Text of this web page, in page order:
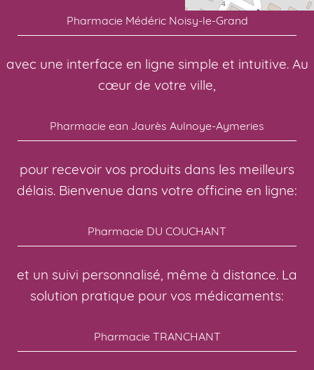
Pharmacie Médéric Noisy-le-Grand
avec une interface en ligne simple et intuitive. Au
cœur de votre ville,
Pharmacie ean Jaurès Aulnoye-Aymeries
pour recevoir vos produits dans les meilleurs
délais. Bienvenue dans votre officine en ligne:
Pharmacie DU COUCHANT
et un suivi personnalisé, même à distance. La
solution pratique pour vos médicaments:
Pharmacie TRANCHANT